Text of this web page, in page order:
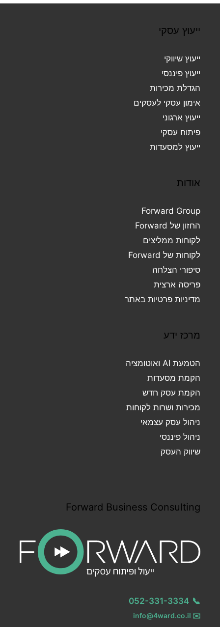
ייעוץ עסקי
ייעוץ שיווקי
ייעוץ פיננסי
הגדלת מכירות
אימון עסקי לעסקים
ייעוץ ארגוני
פיתוח עסקי
ייעוץ למסעדות
אודות
Forward Group
החזון של Forward
לקוחות ממליצים
לקוחות של Forward
סיפורי הצלחה
פריסה ארצית
מדיניות פרטיות באתר
מרכז ידע
הטמעת AI ואוטומציה
הקמת מסעדות
הקמת עסק חדש
מכירות ושרות לקוחות
ניהול עסק עצמאי
ניהול פיננסי
שיווק העסק
Forward Business Consulting
📞
052-331-3334
✉️
info@4ward.co.il